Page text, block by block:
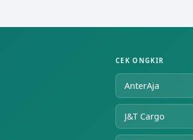
CEK ONGKIR
AnterAja
J&T Cargo